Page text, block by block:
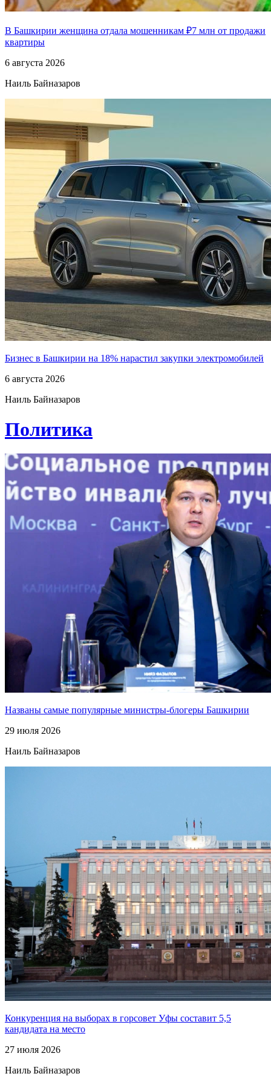
В Башкирии женщина отдала мошенникам ₽7 млн от продажи
квартиры
6 августа 2026
Наиль Байназаров
Бизнес в Башкирии на 18% нарастил закупки электромобилей
6 августа 2026
Наиль Байназаров
Политика
Названы самые популярные министры-блогеры Башкирии
29 июля 2026
Наиль Байназаров
Конкуренция на выборах в горсовет Уфы составит 5,5
кандидата на место
27 июля 2026
Наиль Байназаров